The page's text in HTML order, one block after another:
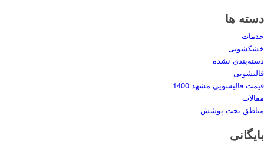
دسته ها
خدمات
خشکشویی
دسته‌بندی نشده
قالیشویی
قیمت قالیشویی مشهد 1400
مقالات
مناطق تحت پوشش
بایگانی